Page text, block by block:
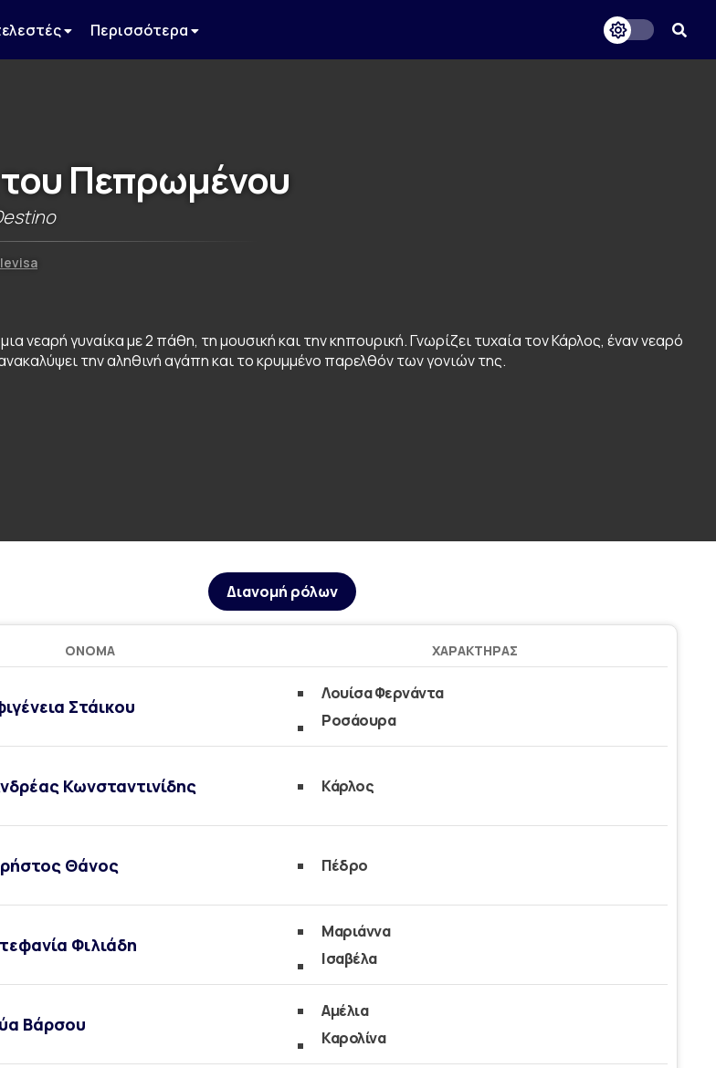
Περισσότερα
Πεπρωμένου
νεαρή γυναίκα με 2 πάθη, τη μουσική και την κηπουρική. Γνωρίζει τυχαία τον Κάρλος, έναν νεαρό
την αληθινή αγάπη και το κρυμμένο παρελθόν των γονιών της.
Διανομή ρόλων
ΌΝΟΜΑ ΧΑΡΑΚΤΉΡΑΣ
Στάικου
Λουίσα Φερνάντα
Ροσάουρα
Κωνσταντινίδης Κάρλος
Θάνος Πέδρο
Φιλιάδη
Μαριάννα
Ισαβέλα
Βάρσου
Αμέλια
Καρολίνα